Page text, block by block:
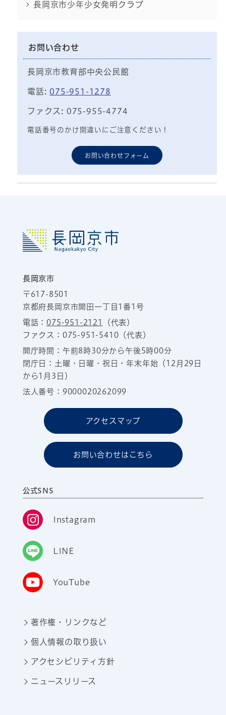
長岡京市少年少女発明クラブ
お問い合わせ
長岡京市教育部中央公民館
電話: 075-951-1278
ファクス: 075-955-4774
電話番号のかけ間違いにご注意ください！
お問い合わせフォーム
長岡京市
〒617-8501
京都府長岡京市開田一丁目1番1号
電話：075-951-2121
（代表）
ファクス：075-951-5410（代表）
開庁時間：午前8時30分から午後5時00分
閉庁日：土曜・日曜・祝日・年末年始（12月29日
から1月3日）
法人番号：9000020262099
アクセスマップ
お問い合わせはこちら
公式SNS
Instagram
LINE
YouTube
著作権・リンクなど
個人情報の取り扱い
アクセシビリティ方針
ニュースリリース